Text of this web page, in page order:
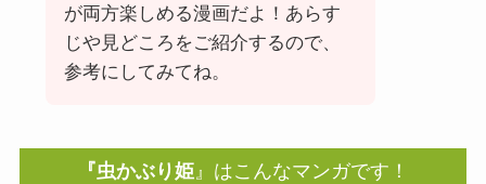
が両方楽しめる漫画だよ！あらす
じや見どころをご紹介するので、
参考にしてみてね。
『虫かぶり姫』はこんなマンガです！